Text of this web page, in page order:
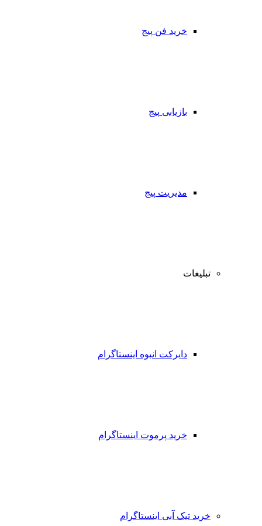
خرید فن پیج
بازیابی پیج
مدیریت پیج
تبلیغات
دایرکت انبوه اینستاگرام
خرید پرموت اینستاگرام
خرید تیک آبی اینستاگرام